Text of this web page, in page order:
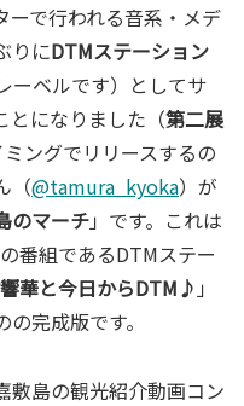
で行われる音系・メデ
りにDTMステーション
ーベルです）としてサ
とになりました（第二展
ングでリリースするの
（@tamura_kyoka）が
のマーチ」です。これは
番組であるDTMステー
華と今日からDTM♪ 」
完成版です。
敷島の観光紹介動画コン